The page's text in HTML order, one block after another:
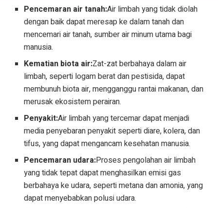
Pencemaran air tanah:Air limbah yang tidak diolah
dengan baik dapat meresap ke dalam tanah dan
mencemari air tanah, sumber air minum utama bagi
manusia.
Kematian biota air:Zat-zat berbahaya dalam air
limbah, seperti logam berat dan pestisida, dapat
membunuh biota air, mengganggu rantai makanan, dan
merusak ekosistem perairan.
Penyakit:Air limbah yang tercemar dapat menjadi
media penyebaran penyakit seperti diare, kolera, dan
tifus, yang dapat mengancam kesehatan manusia.
Pencemaran udara:Proses pengolahan air limbah
yang tidak tepat dapat menghasilkan emisi gas
berbahaya ke udara, seperti metana dan amonia, yang
dapat menyebabkan polusi udara.